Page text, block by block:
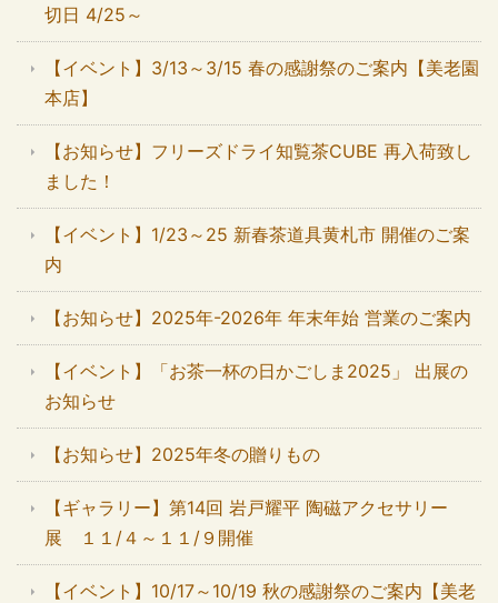
切日 4/25～
【イベント】3/13～3/15 春の感謝祭のご案内【美老園
本店】
【お知らせ】フリーズドライ知覧茶CUBE 再入荷致し
ました！
【イベント】1/23～25 新春茶道具黄札市 開催のご案
内
【お知らせ】2025年-2026年 年末年始 営業のご案内
【イベント】「お茶一杯の日かごしま2025」 出展の
お知らせ
【お知らせ】2025年冬の贈りもの
【ギャラリー】第14回 岩戸耀平 陶磁アクセサリー
展 １１/４～１１/９開催
【イベント】10/17～10/19 秋の感謝祭のご案内【美老